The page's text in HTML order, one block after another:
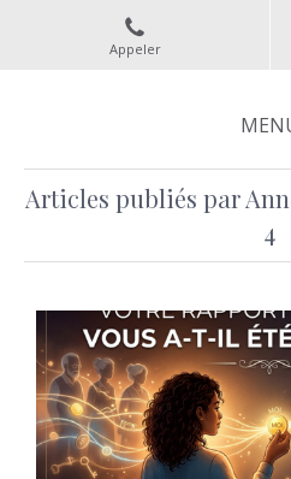
Appeler
Articles publiés par
4